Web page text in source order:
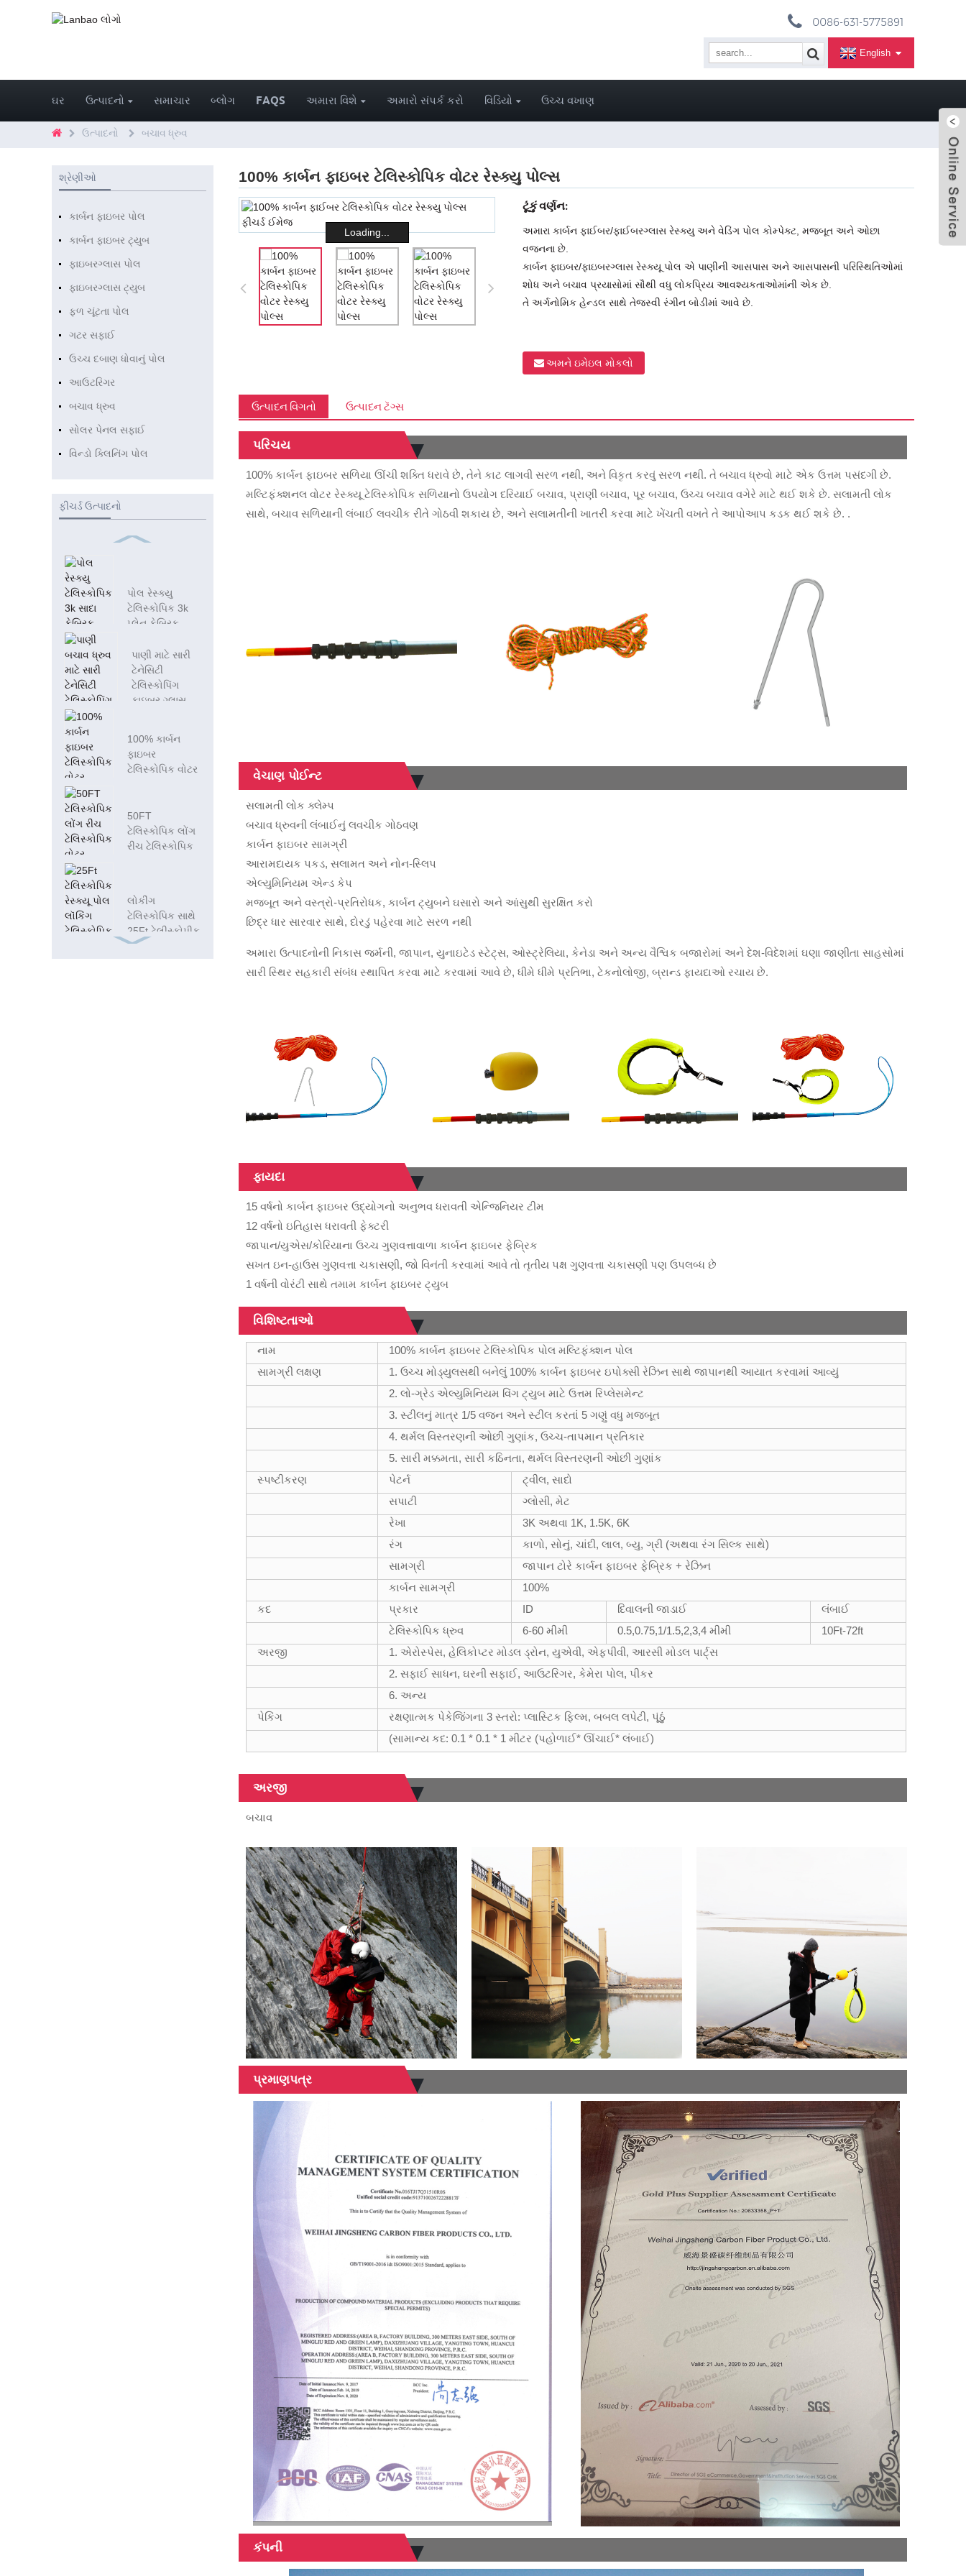
0086-631-5775891
English
ઘર ઉત્પાદનો સમાચાર બ્લોગ FAQS અમારા વિશે અમારો સંપર્ક કરો વિડિયો ઉચ્ચ વખાણ
ઉત્પાદનો બચાવ ધ્રુવ
શ્રેણીઓ
કાર્બન ફાઇબર પોલ
કાર્બન ફાઇબર ટ્યુબ
ફાઇબરગ્લાસ પોલ
ફાઇબરગ્લાસ ટ્યુબ
ફળ ચૂંટતા પોલ
ગટર સફાઈ
ઉચ્ચ દબાણ ધોવાનું પોલ
આઉટરિગર
બચાવ ધ્રુવ
સોલર પેનલ સફાઈ
વિન્ડો ક્લિનિંગ પોલ
ફીચર્ડ ઉત્પાદનો
પોલ રેસ્ક્યુ
ટેલિસ્કોપિક 3k
પ્લેન ફેબ્રિક
પાણી માટે સારી
ટેનેસિટી
ટેલિસ્કોપિંગ
ફાઇબર ગ્લાસ
100% કાર્બન
ફાઇબર
ટેલિસ્કોપિક વોટર
50FT
ટેલિસ્કોપિક લોંગ
રીચ ટેલિસ્કોપિક
લોકીંગ
ટેલિસ્કોપિક સાથે
25Ft ટેલીસ્કોપીક
રેસ્ક્યુ પોલ...
100% કાર્બન ફાઇબર ટેલિસ્કોપિક વોટર રેસ્ક્યુ પોલ્સ
Loading...
ટૂંકું વર્ણન:
અમારા કાર્બન ફાઈબર/ફાઈબરગ્લાસ રેસ્ક્યુ અને વેડિંગ પોલ કોમ્પેક્ટ, મજબૂત અને ઓછા
વજનના છે.
કાર્બન ફાઇબર/ફાઇબરગ્લાસ રેસ્ક્યૂ પોલ એ પાણીની આસપાસ અને આસપાસની પરિસ્થિતિઓમાં
શોધ અને બચાવ પ્રયાસોમાં સૌથી વધુ લોકપ્રિય આવશ્યકતાઓમાંની એક છે.
તે અર્ગનોમિક હેન્ડલ સાથે તેજસ્વી રંગીન બોડીમાં આવે છે.
અમને ઇમેઇલ મોકલો
ઉત્પાદન વિગતો ઉત્પાદન ટૅગ્સ
પરિચય
100% કાર્બન ફાઇબર સળિયા ઊંચી શક્તિ ધરાવે છે, તેને કાટ લાગવી સરળ નથી, અને વિકૃત કરવું સરળ નથી. તે બચાવ ધ્રુવો માટે એક ઉત્તમ પસંદગી છે.
મલ્ટિફંક્શનલ વોટર રેસ્ક્યૂ ટેલિસ્કોપિક સળિયાનો ઉપયોગ દરિયાઈ બચાવ, પ્રાણી બચાવ, પૂર બચાવ, ઉચ્ચ બચાવ વગેરે માટે થઈ શકે છે. સલામતી લોક
સાથે, બચાવ સળિયાની લંબાઈ લવચીક રીતે ગોઠવી શકાય છે, અને સલામતીની ખાતરી કરવા માટે ખેંચતી વખતે તે આપોઆપ કડક થઈ શકે છે. .
વેચાણ પોઈન્ટ
સલામતી લોક ક્લેમ્પ
બચાવ ધ્રુવની લંબાઈનું લવચીક ગોઠવણ
કાર્બન ફાઇબર સામગ્રી
આરામદાયક પકડ, સલામત અને નોન-સ્લિપ
એલ્યુમિનિયમ એન્ડ કેપ
મજબૂત અને વસ્ત્રો-પ્રતિરોધક, કાર્બન ટ્યુબને ઘસારો અને આંસુથી સુરક્ષિત કરો
છિદ્ર ધાર સારવાર સાથે, દોરડું પહેરવા માટે સરળ નથી
અમારા ઉત્પાદનોની નિકાસ જર્મની, જાપાન, યુનાઇટેડ સ્ટેટ્સ, ઓસ્ટ્રેલિયા, કેનેડા અને અન્ય વૈશ્વિક બજારોમાં અને દેશ-વિદેશમાં ઘણા જાણીતા સાહસોમાં
સારી સ્થિર સહકારી સંબંધ સ્થાપિત કરવા માટે કરવામાં આવે છે, ધીમે ધીમે પ્રતિભા, ટેકનોલોજી, બ્રાન્ડ ફાયદાઓ રચાય છે.
ફાયદા
15 વર્ષનો કાર્બન ફાઇબર ઉદ્યોગનો અનુભવ ધરાવતી એન્જિનિયર ટીમ
12 વર્ષનો ઇતિહાસ ધરાવતી ફેક્ટરી
જાપાન/યુએસ/કોરિયાના ઉચ્ચ ગુણવત્તાવાળા કાર્બન ફાઇબર ફેબ્રિક
સખત ઇન-હાઉસ ગુણવત્તા ચકાસણી, જો વિનંતી કરવામાં આવે તો તૃતીય પક્ષ ગુણવત્તા ચકાસણી પણ ઉપલબ્ધ છે
1 વર્ષની વોરંટી સાથે તમામ કાર્બન ફાઇબર ટ્યુબ
વિશિષ્ટતાઓ
નામ
100% કાર્બન ફાઇબર ટેલિસ્કોપિક પોલ મલ્ટિફંક્શન પોલ
સામગ્રી લક્ષણ
1. ઉચ્ચ મોડ્યુલસથી બનેલું 100% કાર્બન ફાઇબર ઇપોક્સી રેઝિન સાથે જાપાનથી આયાત કરવામાં આવ્યું
2. લો-ગ્રેડ એલ્યુમિનિયમ વિંગ ટ્યુબ માટે ઉત્તમ રિપ્લેસમેન્ટ
3. સ્ટીલનું માત્ર 1/5 વજન અને સ્ટીલ કરતાં 5 ગણું વધુ મજબૂત
4. થર્મલ વિસ્તરણની ઓછી ગુણાંક, ઉચ્ચ-તાપમાન પ્રતિકાર
5. સારી મક્કમતા, સારી કઠિનતા, થર્મલ વિસ્તરણની ઓછી ગુણાંક
સ્પષ્ટીકરણ
પેટર્ન
ટ્વીલ, સાદો
સપાટી
ગ્લોસી, મેટ
રેખા
3K અથવા 1K, 1.5K, 6K
રંગ
કાળો, સોનું, ચાંદી, લાલ, બ્યુ, ગ્રી (અથવા રંગ સિલ્ક સાથે)
સામગ્રી
જાપાન ટોરે કાર્બન ફાઇબર ફેબ્રિક + રેઝિન
કાર્બન સામગ્રી
100%
કદ
પ્રકાર ID દિવાલની જાડાઈ
લંબાઈ
ટેલિસ્કોપિક ધ્રુવ
6-60 મીમી 0.5,0.75,1/1.5,2,3,4 મીમી
10Ft-72ft
અરજી
1. એરોસ્પેસ, હેલિકોપ્ટર મોડલ ડ્રોન, યુએવી, એફપીવી, આરસી મોડલ પાર્ટ્સ
2. સફાઈ સાધન, ઘરની સફાઈ, આઉટરિગર, કેમેરા પોલ, પીકર
6. અન્ય
પેકિંગ
રક્ષણાત્મક પેકેજિંગના 3 સ્તરો: પ્લાસ્ટિક ફિલ્મ, બબલ લપેટી, પૂંઠું
(સામાન્ય કદ: 0.1 * 0.1 * 1 મીટર (પહોળાઈ* ઊંચાઈ* લંબાઈ)
અરજી
બચાવ
પ્રમાણપત્ર
કંપની